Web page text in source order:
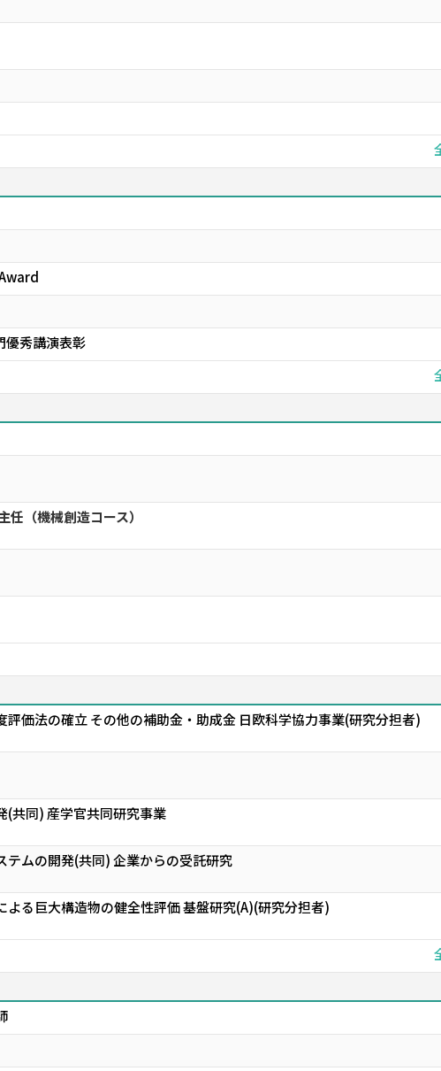
優秀講演表彰
（機械創造コース）
価法の確立 その他の補助金・助成金 日欧科学協力事業(研究分担者)
(共同) 産学官共同研究事業
ムの開発(共同) 企業からの受託研究
る巨大構造物の健全性評価 基盤研究(A)(研究分担者)